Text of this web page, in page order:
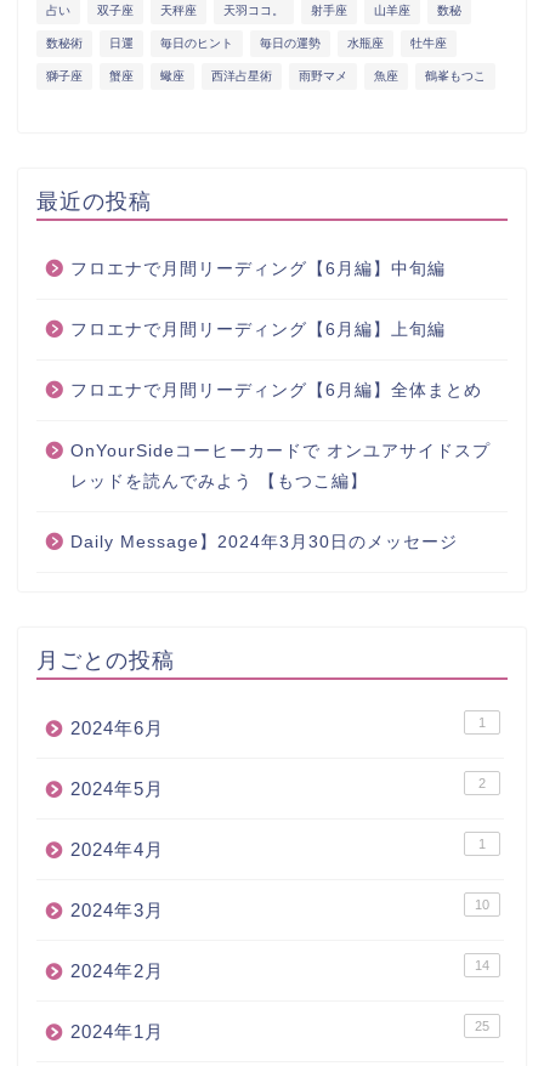
占い 双子座 天秤座 天羽ココ。 射手座 山羊座 数秘
数秘術 日運 毎日のヒント 毎日の運勢 水瓶座 牡牛座
獅子座 蟹座 蠍座 西洋占星術 雨野マメ 魚座 鶴峯もつこ
最近の投稿
フロエナで月間リーディング【6月編】中旬編
フロエナで月間リーディング【6月編】上旬編
フロエナで月間リーディング【6月編】全体まとめ
OnYourSideコーヒーカードで オンユアサイドスプ
レッドを読んでみよう 【もつこ編】
Daily Message】2024年3月30日のメッセージ
月ごとの投稿
2024年6月 1
2024年5月 2
2024年4月 1
2024年3月 10
2024年2月 14
2024年1月 25